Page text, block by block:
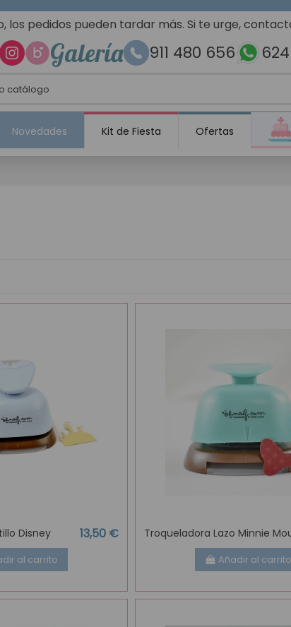
los pedidos pueden tardar más. Si te urge,
Galería 911 480 656
Novedades Kit de Fiesta Ofertas
Disney 13,50 €
al carrito
Troqueladora Lazo Minnie
Añadir al carrito